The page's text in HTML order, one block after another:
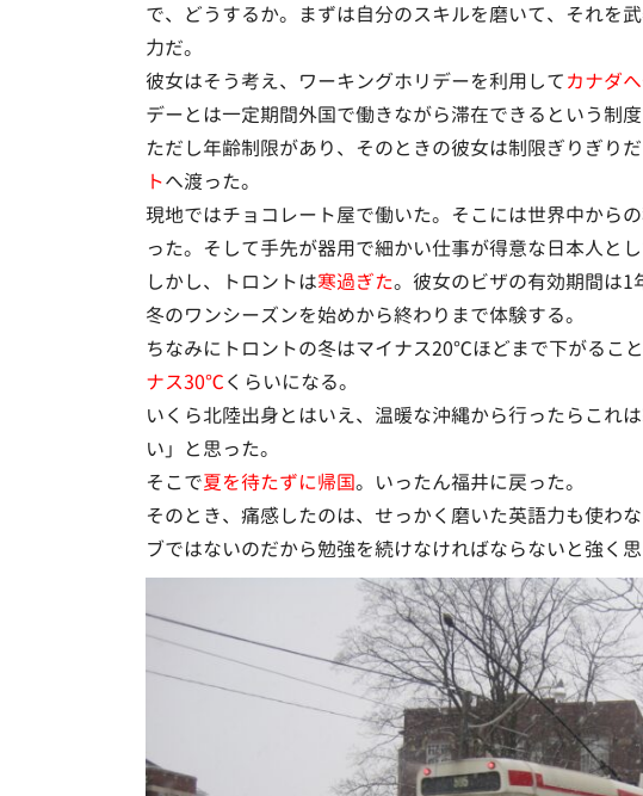
で、どうするか。まずは自分のスキルを磨いて、それを
力だ。
彼女はそう考え、ワーキングホリデーを利用してカナダ
デーとは一定期間外国で働きながら滞在できるという制度
ただし年齢制限があり、そのときの彼女は制限ぎりぎり
トへ渡った。
現地ではチョコレート屋で働いた。そこには世界中から
った。そして手先が器用で細かい仕事が得意な日本人とし
しかし、トロントは寒過ぎた。彼女のビザの有効期間は1
冬のワンシーズンを始めから終わりまで体験する。
ちなみにトロントの冬はマイナス20℃ほどまで下がるこ
ナス30℃くらいになる。
いくら北陸出身とはいえ、温暖な沖縄から行ったらこれ
い」と思った。
そこで夏を待たずに帰国。いったん福井に戻った。
そのとき、痛感したのは、せっかく磨いた英語力も使わ
ブではないのだから勉強を続けなければならないと強く思